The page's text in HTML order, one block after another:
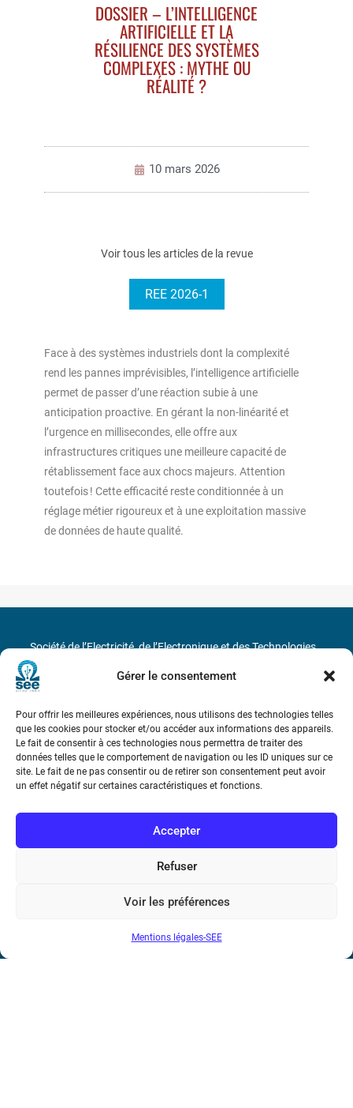
Gérer le consentement
Pour offrir les meilleures expériences, nous utilisons des technologies telles
que les cookies pour stocker et/ou accéder aux informations des appareils.
Le fait de consentir à ces technologies nous permettra de traiter des
données telles que le comportement de navigation ou les ID uniques sur ce
site. Le fait de ne pas consentir ou de retirer son consentement peut avoir
un effet négatif sur certaines caractéristiques et fonctions.
Accepter
Refuser
Voir les préférences
Mentions légales-SEE
DOSSIER – L’INTELLIGENCE
ARTIFICIELLE ET LA
RÉSILIENCE DES SYSTÈMES
COMPLEXES : MYTHE OU
RÉALITÉ ?
10 mars 2026
Voir tous les articles de la revue
REE 2026-1
Face à des systèmes industriels dont la complexité
rend les pannes imprévisibles, l’intelligence artificielle
permet de passer d’une réaction subie à une
anticipation proactive. En gérant la non-linéarité et
l’urgence en millisecondes, elle offre aux
infrastructures critiques une meilleure capacité de
rétablissement face aux chocs majeurs. Attention
toutefois ! Cette efficacité reste conditionnée à un
réglage métier rigoureux et à une exploitation massive
de données de haute qualité.
Bicentenaire des découvertes d’André-
Société de l’Electricité, de l’Electronique et des Technologies
de l’Information et de la Communication
Métro : « Boissière » Ligne 6 et « Iéna » Ligne 9
Téléphone : (+33) 1 56 90 37 17
communautaire : FR44 785 393 232